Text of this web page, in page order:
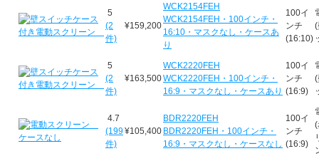
5
(2
件)
¥159,200
WCK2154FEH
WCK2154FEH・100インチ・
16:10・マスクなし・ケースあ
り
100イ
ンチ
(16:10)
(
5
(2
件)
¥163,500
WCK2220FEH
WCK2220FEH・100インチ・
16:9・マスクなし・ケースあり
100イ
ンチ
(16:9)
(
4.7
(199
件)
¥105,400
BDR2220FEH
BDR2220FEH・100インチ・
16:9・マスクなし・ケースなし
100イ
ンチ
(16:9)
(